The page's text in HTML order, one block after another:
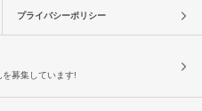
プライバシーポリシー
募集しています!